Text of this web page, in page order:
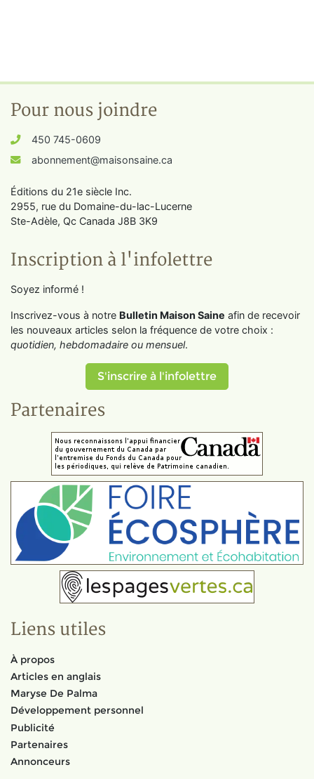
Pour nous joindre
450 745-0609
abonnement@maisonsaine.ca
Éditions du 21e siècle Inc.
2955, rue du Domaine-du-lac-Lucerne
Ste-Adèle, Qc Canada J8B 3K9
Inscription à l'infolettre
Soyez informé !
Inscrivez-vous à notre Bulletin Maison Saine afin de recevoir
les nouveaux articles selon la fréquence de votre choix :
quotidien, hebdomadaire ou mensuel.
S'inscrire à l'infolettre
Partenaires
Liens utiles
À propos
Articles en anglais
Maryse De Palma
Développement personnel
Publicité
Partenaires
Annonceurs